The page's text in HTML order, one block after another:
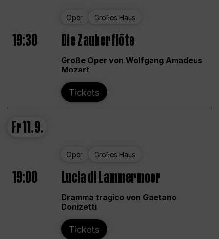
Oper Großes Haus
19:30 Die Zauberflöte
Große Oper von Wolfgang Amadeus
Mozart
Tickets
Fr11.9.
Oper Großes Haus
19:00 Lucia di Lammermoor
Dramma tragico von Gaetano
Donizetti
Tickets